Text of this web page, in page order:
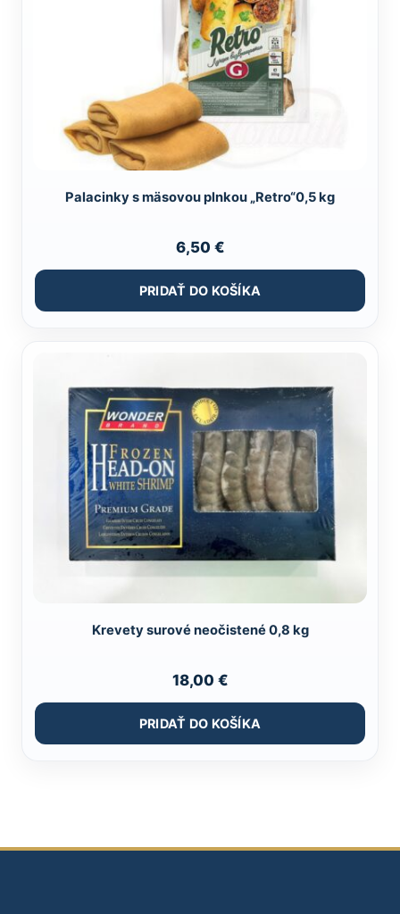
Palacinky s mäsovou plnkou „Retro“0,5 kg
6,50 €
PRIDAŤ DO KOŠÍKA
Krevety surové neočistené 0,8 kg
18,00 €
PRIDAŤ DO KOŠÍKA